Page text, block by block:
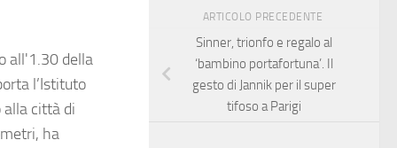
all'1.30 della
l’Istituto
città di
ha
ARTICOLO PRECEDENTE
Sinner, trionfo e regalo al
‘bambino portafortuna’. Il
gesto di Jannik per il super
tifoso a Parigi